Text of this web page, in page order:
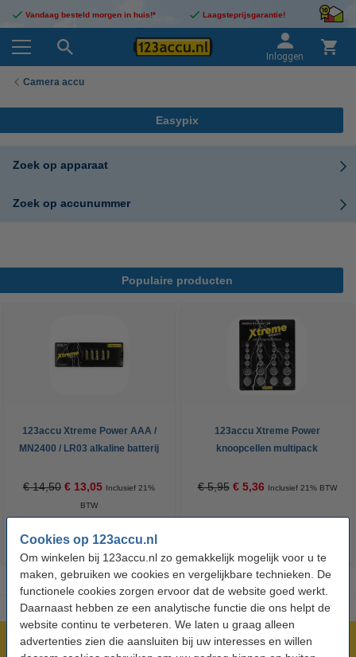
Cookies op 123accu.nl
Om winkelen bij 123accu.nl zo gemakkelijk mogelijk voor u te
maken, gebruiken we cookies en vergelijkbare technieken. De
functionele cookies zorgen ervoor dat de website goed werkt.
Daarnaast hebben ze een analytische functie die ons helpt de
website continu te verbeteren. We laten u graag alleen
advertenties zien die aansluiten bij uw interesses en willen
Vandaag besteld morgen in huis!* Laagsteprijsgarantie!
Inloggen
Camera accu
Easypix
Zoek op apparaat
Zoek op accunummer
Populaire producten
123accu Xtreme Power AAA /
MN2400 / LR03 alkaline batterij
€ 14,50 € 13,05 Inclusief 21%
BTW
123accu Xtreme Power
knoopcellen multipack
€ 5,95 € 5,36 Inclusief 21% BTW
Meer dan 5 miljoen klanten!